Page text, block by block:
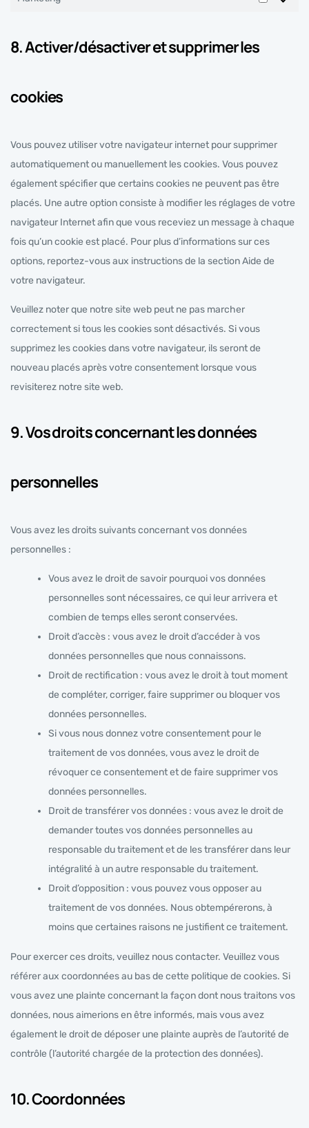
8. Activer/désactiver et supprimer les
cookies
Vous pouvez utiliser votre navigateur internet pour supprimer
automatiquement ou manuellement les cookies. Vous pouvez
également spécifier que certains cookies ne peuvent pas être
placés. Une autre option consiste à modifier les réglages de votre
navigateur Internet afin que vous receviez un message à chaque
fois qu’un cookie est placé. Pour plus d’informations sur ces
options, reportez-vous aux instructions de la section Aide de
votre navigateur.
Veuillez noter que notre site web peut ne pas marcher
correctement si tous les cookies sont désactivés. Si vous
supprimez les cookies dans votre navigateur, ils seront de
nouveau placés après votre consentement lorsque vous
revisiterez notre site web.
9. Vos droits concernant les données
personnelles
Vous avez les droits suivants concernant vos données
personnelles :
Vous avez le droit de savoir pourquoi vos données
personnelles sont nécessaires, ce qui leur arrivera et
combien de temps elles seront conservées.
Droit d’accès : vous avez le droit d’accéder à vos
données personnelles que nous connaissons.
Droit de rectification : vous avez le droit à tout moment
de compléter, corriger, faire supprimer ou bloquer vos
données personnelles.
Si vous nous donnez votre consentement pour le
traitement de vos données, vous avez le droit de
révoquer ce consentement et de faire supprimer vos
données personnelles.
Droit de transférer vos données : vous avez le droit de
demander toutes vos données personnelles au
responsable du traitement et de les transférer dans leur
intégralité à un autre responsable du traitement.
Droit d’opposition : vous pouvez vous opposer au
traitement de vos données. Nous obtempérerons, à
moins que certaines raisons ne justifient ce traitement.
Pour exercer ces droits, veuillez nous contacter. Veuillez vous
référer aux coordonnées au bas de cette politique de cookies. Si
vous avez une plainte concernant la façon dont nous traitons vos
données, nous aimerions en être informés, mais vous avez
également le droit de déposer une plainte auprès de l’autorité de
contrôle (l’autorité chargée de la protection des données).
10. Coordonnées